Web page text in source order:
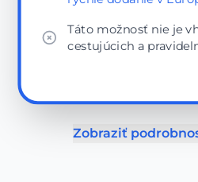
Táto možnosť nie je
cestujúcich a
Zobraziť